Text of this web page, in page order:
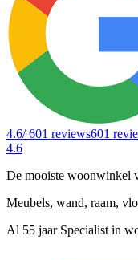
4.6/ 601 reviews601
4.6
De mooiste woonwinkel
Meubels, wand, raam,
Al 55 jaar Specialist in